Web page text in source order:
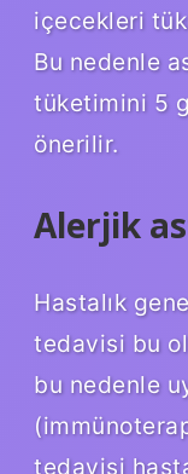
içecekleri
Bu nedenle
tüketimini 5
önerilir.
Alerjik
Hastalık
tedavisi bu
bu nedenle
tedavisi